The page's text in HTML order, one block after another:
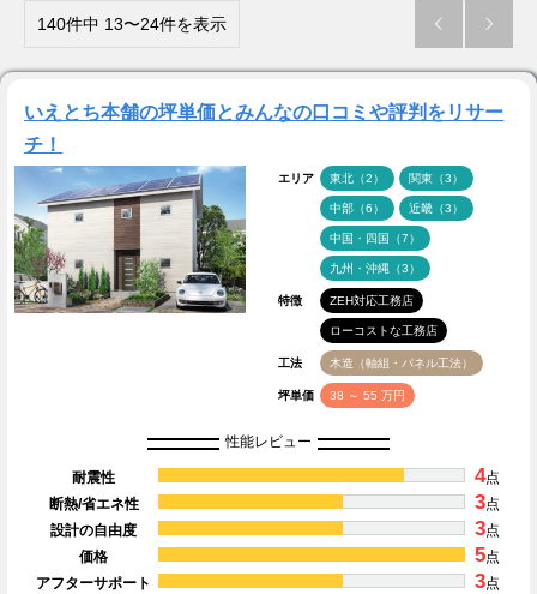
140件中 13〜24件を表示  
いえとち本舗の坪単価とみんなの口コミや評判をリサー
チ！
エリア 東北（2） 関東（3）
中部（6） 近畿（3）
中国・四国（7）
九州・沖縄（3）
特徴 ZEH対応工務店
ローコストな工務店
工法 木造（軸組・パネル工法）
坪単価 38 ～ 55 万円
性能レビュー
耐震性 4点
断熱/省エネ性
3点
設計の自由度
3点
価格
5点
アフターサポート
3点